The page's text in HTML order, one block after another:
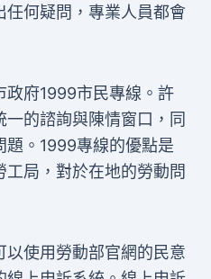
何疑問，專業人員都會
政府1999市民專線。許
的諮詢與陳情窗口，同
題。1999專線的優點是
局，對於在地的勞動問
使用勞動部官網的民意